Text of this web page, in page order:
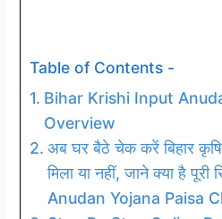
Table of Contents -
Bihar Krishi Input
Overview
अब घर बैठे चेक करें बिहार
मिला या नहीं, जाने क्या है
Anudan Yojana Paisa